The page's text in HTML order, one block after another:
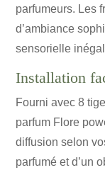
parfumeurs. Les
d’ambiance
sensorielle
Installation
Fourni avec 8
parfum Flore
diffusion selon
parfumé et d’un